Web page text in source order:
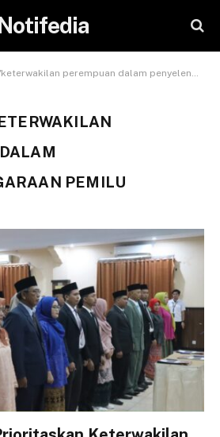
perempuan dalam penyelenggaraan pemilu"
PEMILU